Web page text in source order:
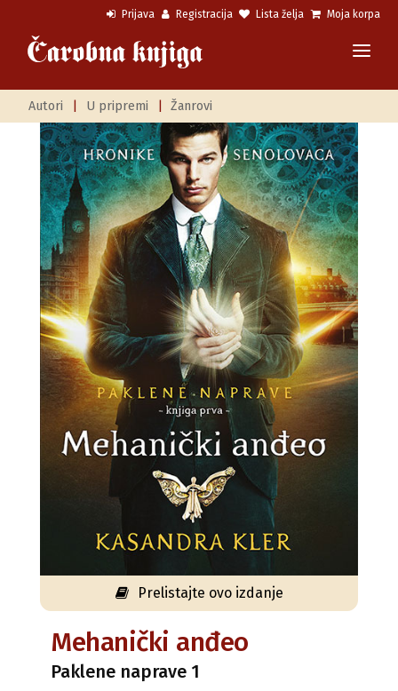
Prijava Registracija Lista želja Moja korpa
Autori U pripremi Žanrovi
Prelistajte ovo izdanje
Mehanički anđeo
Paklene naprave 1